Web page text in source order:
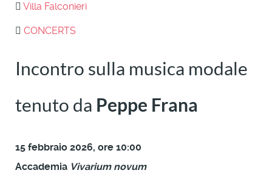
Villa Falconieri
CONCERTS
Incontro sulla musica modale
tenuto da Peppe Frana
15 febbraio 2026, ore 10:00
Accademia Vivarium novum